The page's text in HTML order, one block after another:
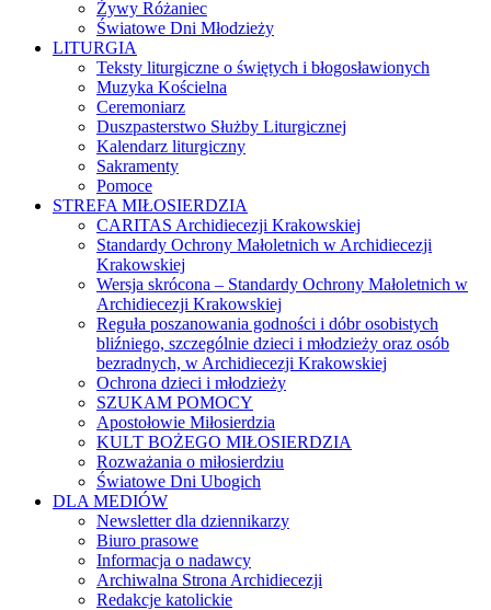
Żywy Różaniec
Światowe Dni Młodzieży
LITURGIA
Teksty liturgiczne o świętych i błogosławionych
Muzyka Kościelna
Ceremoniarz
Duszpasterstwo Służby Liturgicznej
Kalendarz liturgiczny
Sakramenty
Pomoce
STREFA MIŁOSIERDZIA
CARITAS Archidiecezji Krakowskiej
Standardy Ochrony Małoletnich w Archidiecezji
Krakowskiej
Wersja skrócona – Standardy Ochrony Małoletnich w
Archidiecezji Krakowskiej
Reguła poszanowania godności i dóbr osobistych
bliźniego, szczególnie dzieci i młodzieży oraz osób
bezradnych, w Archidiecezji Krakowskiej
Ochrona dzieci i młodzieży
SZUKAM POMOCY
Apostołowie Miłosierdzia
KULT BOŻEGO MIŁOSIERDZIA
Rozważania o miłosierdziu
Światowe Dni Ubogich
DLA MEDIÓW
Newsletter dla dziennikarzy
Biuro prasowe
Informacja o nadawcy
Archiwalna Strona Archidiecezji
Redakcje katolickie